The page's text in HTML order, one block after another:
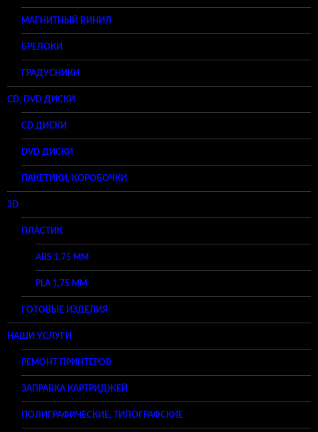
МАГНИТНЫЙ ВИНИЛ
БРЕЛОКИ
ГРАДУСНИКИ
CD, DVD ДИСКИ
CD ДИСКИ
DVD ДИСКИ
ПАКЕТИКИ, КОРОБОЧКИ
3D
ПЛАСТИК
ABS 1,75 ММ
PLA 1,75 ММ
ГОТОВЫЕ ИЗДЕЛИЯ
НАШИ УСЛУГИ
РЕМОНТ ПРИНТЕРОВ
ЗАПРАВКА КАРТРИДЖЕЙ
ПОЛИГРАФИЧЕСКИЕ, ТИПОГРАФСКИЕ